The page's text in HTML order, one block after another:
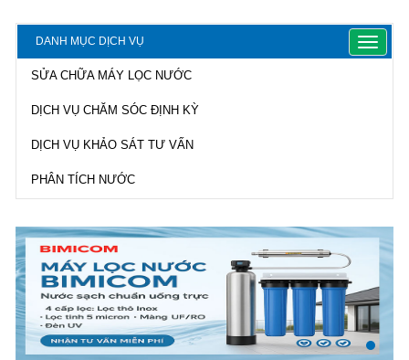
DANH MỤC DỊCH VỤ
Toggle
SỬA CHỮA MÁY LỌC NƯỚC
DỊCH VỤ CHĂM SÓC ĐỊNH KỲ
DỊCH VỤ KHẢO SÁT TƯ VẤN
PHÂN TÍCH NƯỚC